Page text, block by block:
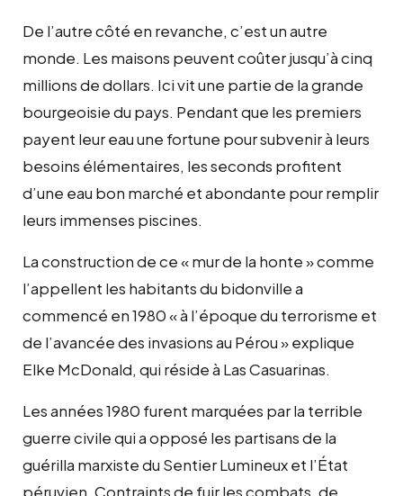
De l’autre côté en revanche, c’est un autre
monde. Les maisons peuvent coûter jusqu’à cinq
millions de dollars. Ici vit une partie de la grande
bourgeoisie du pays. Pendant que les premiers
payent leur eau une fortune pour subvenir à leurs
besoins élémentaires, les seconds profitent
d’une eau bon marché et abondante pour remplir
leurs immenses piscines.
La construction de ce « mur de la honte » comme
l’appellent les habitants du bidonville a
commencé en 1980 « à l’époque du terrorisme et
de l’avancée des invasions au Pérou » explique
Elke McDonald, qui réside à Las Casuarinas.
Les années 1980 furent marquées par la terrible
guerre civile qui a opposé les partisans de la
guérilla marxiste du Sentier Lumineux et l’État
péruvien. Contraints de fuir les combats, de